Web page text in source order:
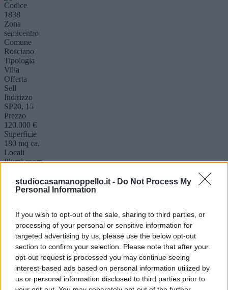
studiocasamanoppello.it - Do Not Process My
Personal Information
If you wish to opt-out of the sale, sharing to third parties, or
processing of your personal or sensitive information for
targeted advertising by us, please use the below opt-out
section to confirm your selection. Please note that after your
opt-out request is processed you may continue seeing
interest-based ads based on personal information utilized by
us or personal information disclosed to third parties prior to
Codice
1838
Zona
semicentro
Comune
Rosciano
Tipologia
Villa
Offerta
Sell
Indirizzo
SP20, 15
Prezzo
120.000 €
Superficie
180 mq ca.
Locali
Plural-room
Non dichiarata
Altro
Mappa
**In Vendita: Opportunità Unica a Villa Oliveti di Rosciano**
Scopri questa straordinaria proprietà situata in una posizione
tranquilla e strategica a Villa Oliveti di Rosciano. Un lotto di terreno
edificabile di circa 2.600 mq ospita una costruzione al grezzo,
attualmente destinata a scuderia, con la possibilità di trasformarla in
una splendida villa singola su un unico livello. Il progetto
architettonico è già disponibile, permettendoti di personalizzare la